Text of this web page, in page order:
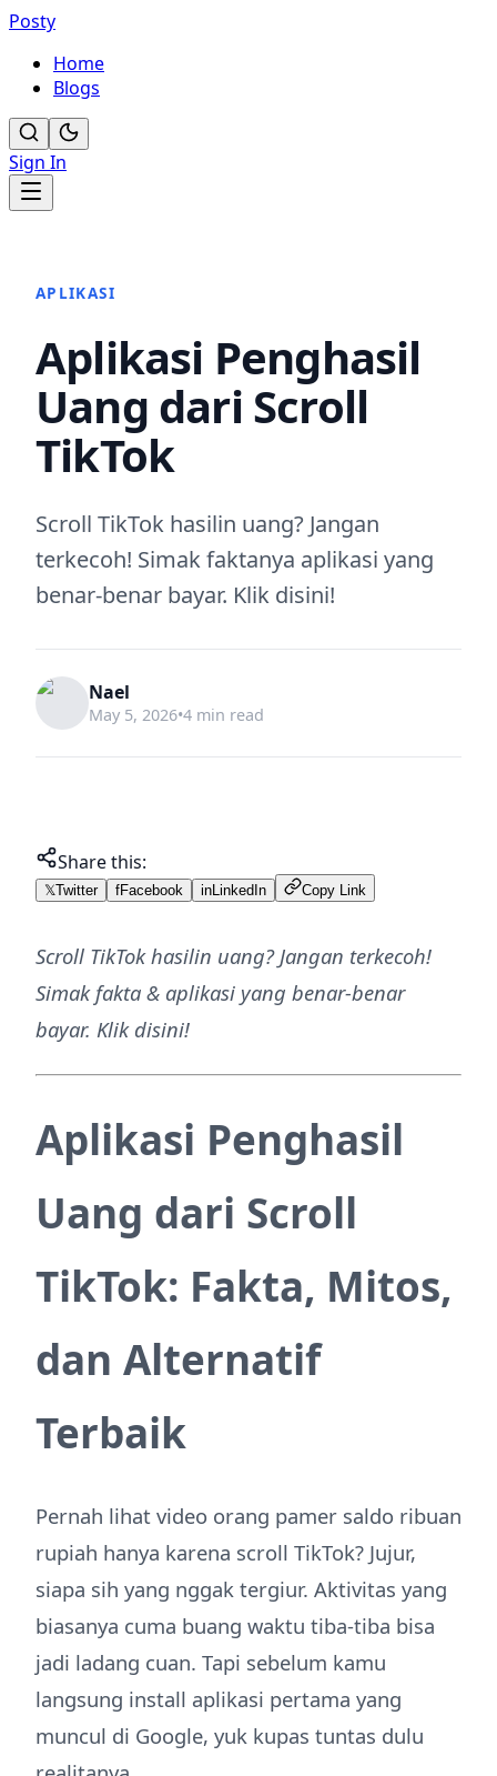
Posty
Home
Blogs
Sign In
APLIKASI
Aplikasi Penghasil
Uang dari Scroll
TikTok
Scroll TikTok hasilin uang? Jangan
terkecoh! Simak faktanya aplikasi yang
benar-benar bayar. Klik disini!
Nael
May 5, 2026•4 min read
Share this:
𝕏Twitter fFacebook in LinkedIn Copy Link
Scroll TikTok hasilin uang? Jangan terkecoh!
Simak fakta & aplikasi yang benar-benar
bayar. Klik disini!
Aplikasi Penghasil
Uang dari Scroll
TikTok: Fakta, Mitos,
dan Alternatif
Terbaik
Pernah lihat video orang pamer saldo ribuan
rupiah hanya karena scroll TikTok? Jujur,
siapa sih yang nggak tergiur. Aktivitas yang
biasanya cuma buang waktu tiba-tiba bisa
jadi ladang cuan. Tapi sebelum kamu
langsung install aplikasi pertama yang
muncul di Google, yuk kupas tuntas dulu